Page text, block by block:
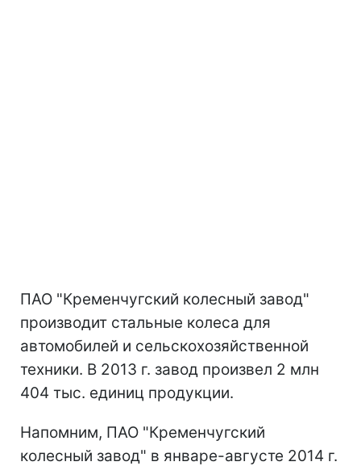
ПАО "Кременчугский колесный завод"
производит стальные колеса для
автомобилей и сельскохозяйственной
техники. В 2013 г. завод произвел 2 млн
404 тыс. единиц продукции.
Напомним, ПАО "Кременчугский
колесный завод" в январе-августе 2014 г.